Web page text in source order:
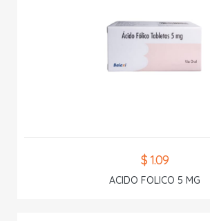
$ 1.09
ACIDO FOLICO 5 MG